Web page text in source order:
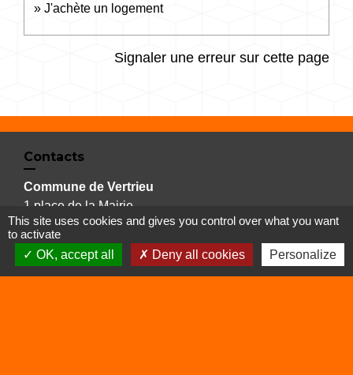
J'achète un logement
Signaler une erreur sur cette page
Contacts
Commune de Vertrieu
1 place de la Mairie
38390 Vertrieu - FRANCE
+33 4 74 90 61 68
This site uses cookies and gives you control over what you want
to activate
OK, accept all
Deny all cookies Personalize